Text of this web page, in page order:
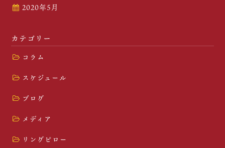
2020年5月
カテゴリー
コラム
スケジュール
ブログ
メディア
リングピロー